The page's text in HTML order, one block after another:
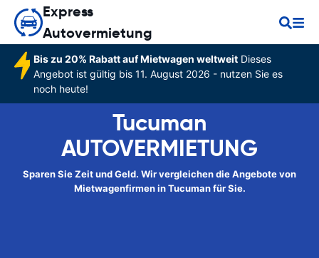
Express
Autovermietung
Bis zu 20% Rabatt auf Mietwagen weltweitDieses
Angebot ist gültig bis 11. August 2026 - nutzen Sie es
noch heute!
Tucuman
AUTOVERMIETUNG
Sparen Sie Zeit und Geld. Wir vergleichen die Angebote von
Mietwagenfirmen in Tucuman für Sie.